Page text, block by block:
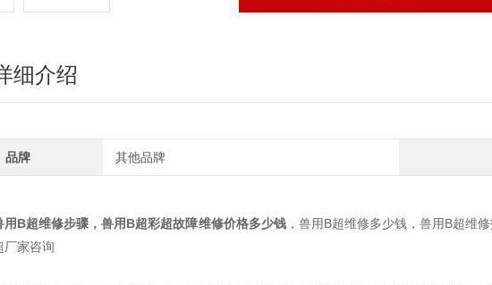
细介绍
品牌 其他品牌
用B超维修步骤，兽用B超彩超故障维修价格多少钱，兽用B超维修多少钱，兽用B超维
厂家咨询